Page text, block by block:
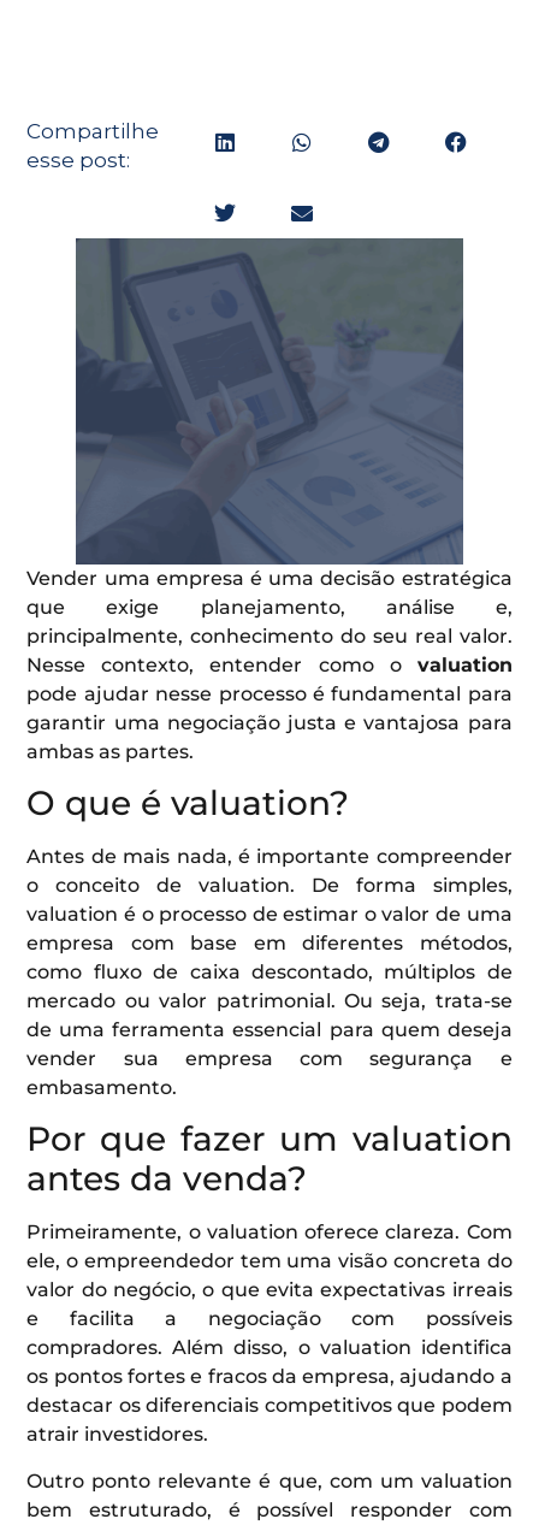
Compartilhe
esse post:
Vender uma empresa é uma decisão estratégica
que exige planejamento, análise e,
principalmente, conhecimento do seu real valor.
Nesse contexto, entender como o valuation
pode ajudar nesse processo é fundamental para
garantir uma negociação justa e vantajosa para
ambas as partes.
O que é valuation?
Antes de mais nada, é importante compreender
o conceito de valuation. De forma simples,
valuation é o processo de estimar o valor de uma
empresa com base em diferentes métodos,
como fluxo de caixa descontado, múltiplos de
mercado ou valor patrimonial. Ou seja, trata-se
de uma ferramenta essencial para quem deseja
vender sua empresa com segurança e
embasamento.
Por que fazer um valuation
antes da venda?
Primeiramente, o valuation oferece clareza. Com
ele, o empreendedor tem uma visão concreta do
valor do negócio, o que evita expectativas irreais
e facilita a negociação com possíveis
compradores. Além disso, o valuation identifica
os pontos fortes e fracos da empresa, ajudando a
destacar os diferenciais competitivos que podem
atrair investidores.
Outro ponto relevante é que, com um valuation
bem estruturado, é possível responder com